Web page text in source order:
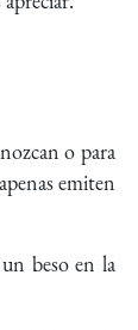
o para
emiten
beso en la